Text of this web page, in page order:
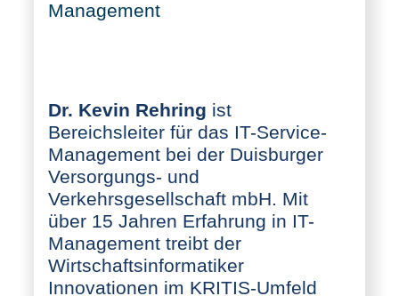
Management
Dr. Kevin Rehring ist
Bereichsleiter für das IT-Service-
Management bei der Duisburger
Versorgungs- und
Verkehrsgesellschaft mbH. Mit
über 15 Jahren Erfahrung in IT-
Management treibt der
Wirtschaftsinformatiker
Innovationen im KRITIS-Umfeld